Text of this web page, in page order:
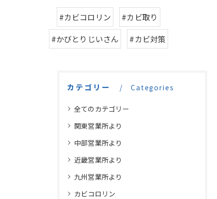
#カビコロリン
#カビ取り
#かびとりじいさん
#カビ対策
カテゴリー Categories
全てのカテゴリー
関東営業所より
中部営業所より
近畿営業所より
九州営業所より
カビコロリン